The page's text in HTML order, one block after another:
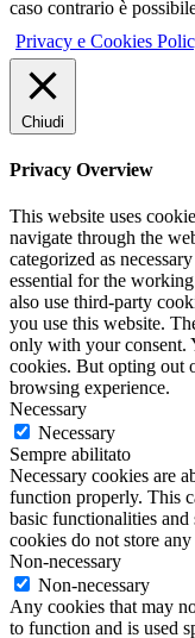
caso contrario è
Privacy e Cookies
Chiudi
Privacy Overview
This website uses
navigate through the
categorized as
essential for the
also use third-party
you use this website.
only with your consent.
cookies. But opting out
browsing experience.
Necessary
Necessary
Sempre abilitato
Necessary cookies are
function properly. This
basic functionalities and
cookies do not store
Non-necessary
Non-necessary
Any cookies that may
to function and is used